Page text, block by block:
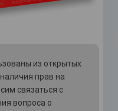
из открытых
прав на
связаться с
вопроса о